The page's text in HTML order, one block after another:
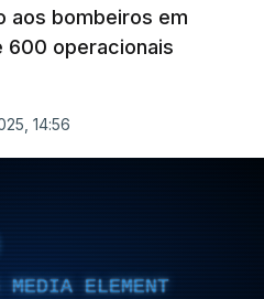
aos bombeiros em
600 operacionais
14:56
MEDIA ELEMENT